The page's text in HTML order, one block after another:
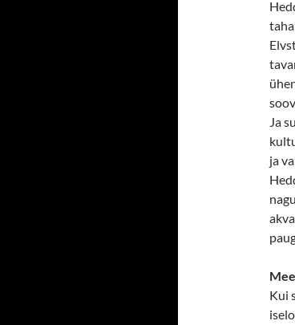
Ja
ja
Kui